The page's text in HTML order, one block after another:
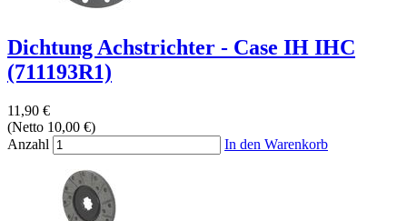
Dichtung Achstrichter - Case IH IHC
(711193R1)
11,90 €
(Netto 10,00 €)
Anzahl
In den Warenkorb